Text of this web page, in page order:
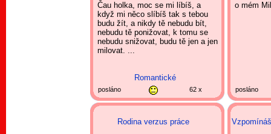
posláno 62 x
Romantické
Čau holka, moc se mi líbíš, a
když mi něco slíbíš tak s tebou
budu žít, a nikdy tě nebudu bít,
nebudu tě ponižovat, k tomu se
nebudu snižovat, budu tě jen a jen
milovat. ...
posláno
o mém
Rodina verzus práce